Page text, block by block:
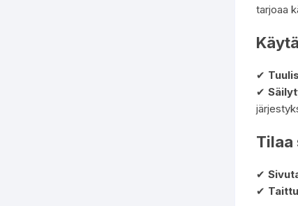
tarjoaa
✔
✔
Tilaa
✔
✔